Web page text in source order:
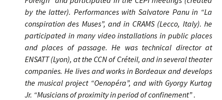
by the latter). Performances with Salvatore Panu in “La
conspiration des Muses”, and in CRAMS (Lecco, Italy). he
participated in many video installations in public places
and places of passage. He was technical director at
ENSATT (Lyon), at the CCN of Créteil, and in several theater
companies. He lives and works in Bordeaux and develops
the musical project “Oenopéra”, and with Gyorgy Kurtag
Jr. “Musicians of proximity in period of confinement” .